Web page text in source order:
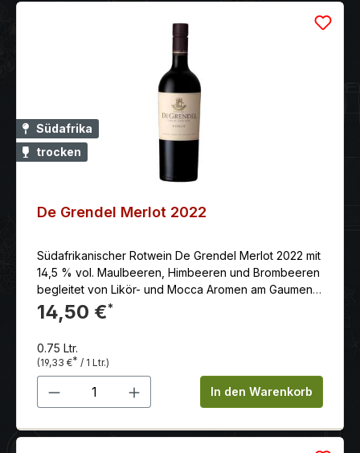
Südafrika
trocken
De Grendel Merlot 2022
Südafrikanischer Rotwein De Grendel Merlot 2022 mit
14,5 % vol. Maulbeeren, Himbeeren und Brombeeren
begleitet von Likör- und Mocca Aromen am Gaumen.
Ein gut integrierter Barriqueton verleiht dem Wein
Eleganz und Länge
14,50 €*
0.75 Ltr.
(19,33 €* / 1 Ltr.)
Produkt Anzahl: Gib denIn den Warenkorb